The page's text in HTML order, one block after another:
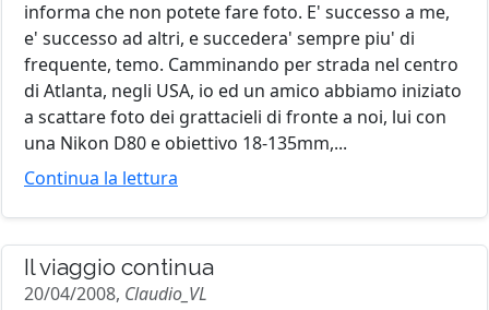
informa che non potete fare foto. E' successo a me,
e' successo ad altri, e succedera' sempre piu' di
frequente, temo. Camminando per strada nel centro
di Atlanta, negli USA, io ed un amico abbiamo iniziato
a scattare foto dei grattacieli di fronte a noi, lui con
una Nikon D80 e obiettivo 18-135mm,...
Continua la lettura
Il viaggio continua
20/04/2008, Claudio_VL